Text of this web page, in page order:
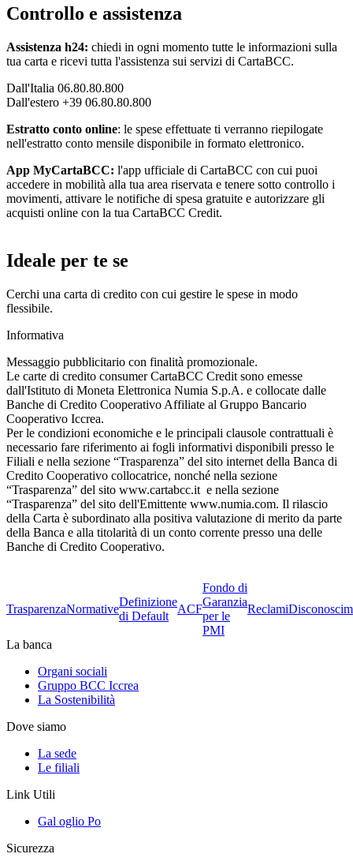
Controllo e assistenza
Assistenza h24: chiedi in ogni momento tutte le informazioni sulla
tua carta e ricevi tutta l'assistenza sui servizi di CartaBCC.
Dall'Italia 06.80.80.800
Dall'estero +39 06.80.80.800
Estratto conto online: le spese effettuate ti verranno riepilogate
nell'estratto conto mensile disponibile in formato elettronico.
App MyCartaBCC: l'app ufficiale di CartaBCC con cui puoi
accedere in mobilità alla tua area riservata e tenere sotto controllo i
movimenti, attivare le notifiche di spesa gratuite e autorizzare gli
acquisti online con la tua CartaBCC Credit.
Ideale per te se
Cerchi una carta di credito con cui gestire le spese in modo
flessibile.
Informativa
Messaggio pubblicitario con finalità promozionale.
Le carte di credito consumer CartaBCC Credit sono emesse
dall'Istituto di Moneta Elettronica Numia S.p.A. e collocate dalle
Banche di Credito Cooperativo Affiliate al Gruppo Bancario
Cooperativo Iccrea.
Per le condizioni economiche e le principali clausole contrattuali è
necessario fare riferimento ai fogli informativi disponibili presso le
Filiali e nella sezione “Trasparenza” del sito internet della Banca di
Credito Cooperativo collocatrice, nonché nella sezione
“Trasparenza” del sito www.cartabcc.it e nella sezione
“Trasparenza” del sito dell'Emittente www.numia.com. Il rilascio
della Carta è subordinato alla positiva valutazione di merito da parte
della Banca e alla titolarità di un conto corrente presso una delle
Banche di Credito Cooperativo.
TrasparenzaNormative
Definizione
di Default
ACF
Fondo di
Garanzia
per le
PMI
Reclami
La banca
Organi sociali
Gruppo BCC Iccrea
La Sostenibilità
Dove siamo
La sede
Le filiali
Link Utili
Gal oglio Po
Sicurezza